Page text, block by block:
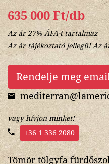
635 000 Ft/db
Az ár 27% ÁFA-t tartalmaz
Az ár tájékoztató jellegű! Az
Rendelje meg
vagy hívjon minket!
+36 1 336 2080
Tömör tölgyfa